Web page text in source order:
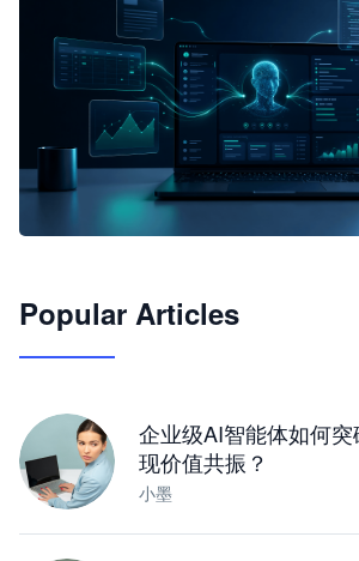
JimoClaw 桌面 AI Agent 工作台
Popular Articles
企业级AI智能体如何
现价值共振？
小墨